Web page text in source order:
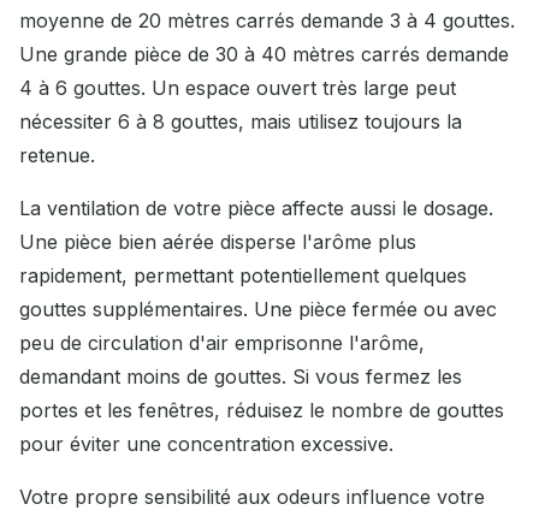
moyenne de 20 mètres carrés demande 3 à 4 gouttes.
Une grande pièce de 30 à 40 mètres carrés demande
4 à 6 gouttes. Un espace ouvert très large peut
nécessiter 6 à 8 gouttes, mais utilisez toujours la
retenue.
La ventilation de votre pièce affecte aussi le dosage.
Une pièce bien aérée disperse l'arôme plus
rapidement, permettant potentiellement quelques
gouttes supplémentaires. Une pièce fermée ou avec
peu de circulation d'air emprisonne l'arôme,
demandant moins de gouttes. Si vous fermez les
portes et les fenêtres, réduisez le nombre de gouttes
pour éviter une concentration excessive.
Votre propre sensibilité aux odeurs influence votre